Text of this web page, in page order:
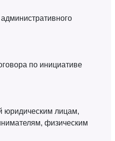
по инициативе
юридическим лицам,
физическим